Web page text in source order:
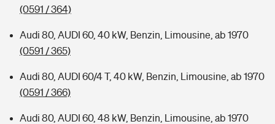
(0591 / 364)
Audi 80, AUDI 60, 40 kW, Benzin, Limousine, ab 1970
(0591 / 365)
Audi 80, AUDI 60/4 T, 40 kW, Benzin, Limousine, ab 1970
(0591 / 366)
Audi 80, AUDI 60, 48 kW, Benzin, Limousine, ab 1970